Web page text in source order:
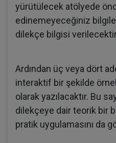
yürütülecek atölyede
edinemeyeceğiniz
dilekçe bilgisi
Ardından üç veya dört
interaktif bir şekilde
olarak yazılacaktır. Bu
dilekçeye dair teorik bir
pratik uygulamasını da